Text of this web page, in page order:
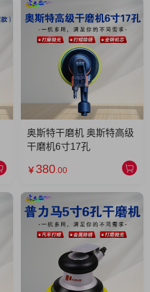
奥斯特干磨机 奥斯特高级
干磨机6寸17孔
￥ 380 .00